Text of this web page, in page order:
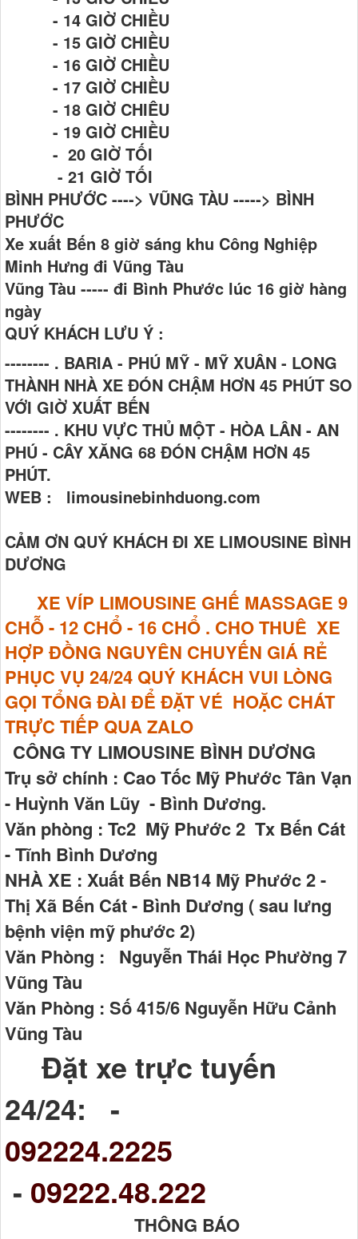
- 14 GIỜ CHIỀU
- 15 GIỜ CHIỀU
- 16 GIỜ CHIỀU
- 17 GIỜ CHIỀU
- 18 GIỜ CHIÊU
- 19 GIỜ CHIỀU
- 20 GIỜ TỐI
- 21 GIỜ TỐI
BÌNH PHƯỚC ----> VŨNG TÀU -----> BÌNH
PHƯỚC
Xe xuất Bến 8 giờ sáng khu Công Nghiệp
Minh Hưng đi Vũng Tàu
Vũng Tàu ----- đi Bình Phước lúc 16 giờ hàng
ngày
QUÝ KHÁCH LƯU Ý :
-------- . BARIA - PHÚ MỸ - MỸ XUÂN - LONG
THÀNH NHÀ XE ĐÓN CHẬM HƠN 45 PHÚT SO
VỚI GIỜ XUẤT BẾN
-------- . KHU VỰC THỦ MỘT - HÒA LÂN - AN
PHÚ - CÂY XĂNG 68 ĐÓN CHẬM HƠN 45
PHÚT.
WEB : limousinebinhduong.com
CẢM ƠN QUÝ KHÁCH ĐI XE LIMOUSINE BÌNH
DƯƠNG
XE VÍP LIMOUSINE GHẾ MASSAGE 9
CHỖ - 12 CHỔ - 16 CHỔ . CHO THUÊ XE
HỢP ĐỒNG NGUYÊN CHUYẾN GIÁ RẺ
PHỤC VỤ 24/24 QUÝ KHÁCH VUI LÒNG
GỌI TỔNG ĐÀI ĐỂ ĐẶT VÉ HOẶC CHÁT
TRỰC TIẾP QUA ZALO
CÔNG TY LIMOUSINE BÌNH DƯƠNG
Trụ sở chính : Cao Tốc Mỹ Phước Tân Vạn
- Huỳnh Văn Lũy - Bình Dương.
Văn phòng : Tc2 Mỹ Phước 2 Tx Bến Cát
- Tĩnh Bình Dương
NHÀ XE : Xuất Bến NB14 Mỹ Phước 2 -
Thị Xã Bến Cát - Bình Dương ( sau lưng
bệnh viện mỹ phước 2)
Văn Phòng : Nguyễn Thái Học Phường 7
Vũng Tàu
Văn Phòng : Số 415/6 Nguyễn Hữu Cảnh
Vũng Tàu
Đặt xe trực tuyến
24/24: -
092224.2225
- 09222.48.222
THÔNG BÁO